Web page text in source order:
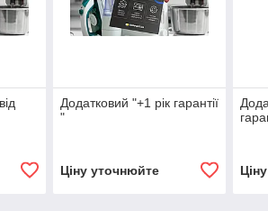
Додатковий "+1 рік гарантії
"
Ціну уточнюйте